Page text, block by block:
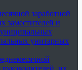
заработной
заместителей и
унитарных
руководителей, их